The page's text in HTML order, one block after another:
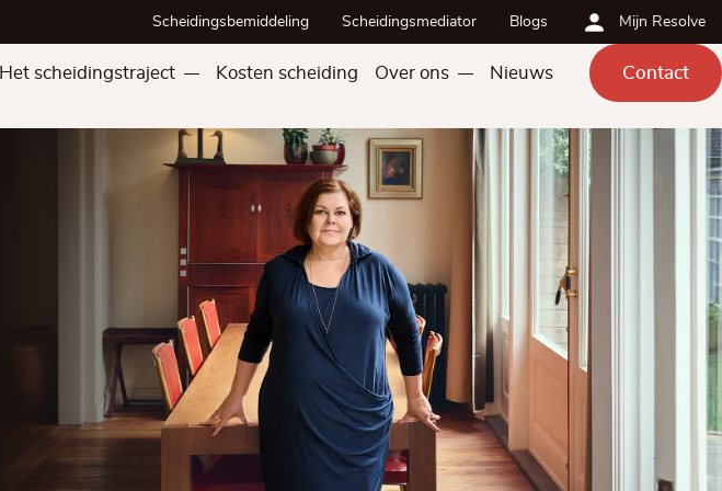
Scheidingsbemiddeling Scheidingsmediator Blogs Mijn Resolve
Het scheidingstraject Kosten scheiding Over ons Nieuws Contact